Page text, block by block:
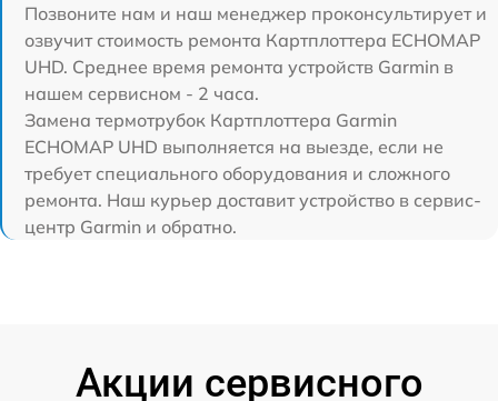
Позвоните нам и наш менеджер проконсультирует и
озвучит стоимость ремонта Картплоттера ECHOMAP
UHD. Среднее время ремонта устройств Garmin в
нашем сервисном - 2 часа.
Замена термотрубок Картплоттера Garmin
ECHOMAP UHD выполняется на выезде, если не
требует специального оборудования и сложного
ремонта. Наш курьер доставит устройство в сервис-
центр Garmin и обратно.
Акции сервисного